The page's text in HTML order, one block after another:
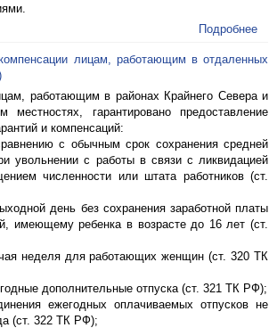
Подробнее
лицам, работающим в отдаленных
работающим в районах Крайнего Севера и
местностях, гарантировано предоставление
и компенсаций:
с обычным срок сохранения средней
увольнении с работы в связи с ликвидацией
численности или штата работников (ст.
день без сохранения заработной платы
имеющему ребенка в возрасте до 16 лет (ст.
неделя для работающих женщин (ст. 320 ТК
дополнительные отпуска (ст. 321 ТК РФ);
ежегодных оплачиваемых отпусков не
(ст. 322 ТК РФ);